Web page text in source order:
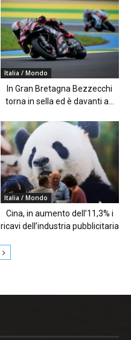
Italia / Mondo
In Gran Bretagna Bezzecchi
torna in sella ed è davanti a...
Italia / Mondo
Cina, in aumento dell’11,3% i
ricavi dell’industria pubblicitaria